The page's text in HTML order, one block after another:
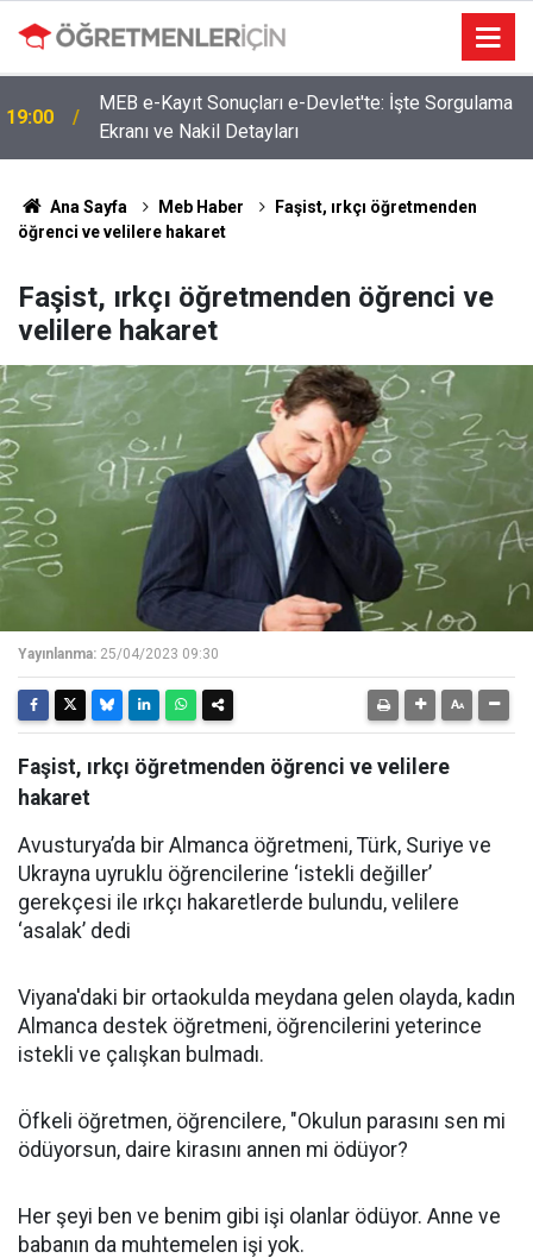
19:00
MEB e-Kayıt Sonuçları e-Devlet'te: İşte Sorgulama
Ekranı ve Nakil Detayları
Ana Sayfa Meb Haber
Faşist, ırkçı öğretmenden
öğrenci ve velilere hakaret
Faşist, ırkçı öğretmenden öğrenci ve
velilere hakaret
Yayınlanma: 25/04/2023 09:30
Faşist, ırkçı öğretmenden öğrenci ve velilere
hakaret
Avusturya’da bir Almanca öğretmeni, Türk, Suriye ve
Ukrayna uyruklu öğrencilerine ‘istekli değiller’
gerekçesi ile ırkçı hakaretlerde bulundu, velilere
‘asalak’ dedi
Viyana'daki bir ortaokulda meydana gelen olayda, kadın
Almanca destek öğretmeni, öğrencilerini yeterince
istekli ve çalışkan bulmadı.
Öfkeli öğretmen, öğrencilere, "Okulun parasını sen mi
ödüyorsun, daire kirasını annen mi ödüyor?
Her şeyi ben ve benim gibi işi olanlar ödüyor. Anne ve
babanın da muhtemelen işi yok.